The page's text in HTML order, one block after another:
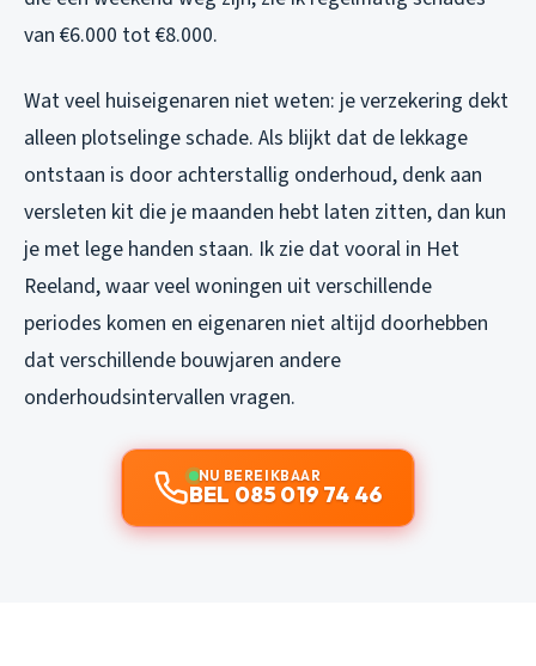
van €6.000 tot €8.000.
Wat veel huiseigenaren niet weten: je verzekering dekt
alleen plotselinge schade. Als blijkt dat de lekkage
ontstaan is door achterstallig onderhoud, denk aan
versleten kit die je maanden hebt laten zitten, dan kun
je met lege handen staan. Ik zie dat vooral in Het
Reeland, waar veel woningen uit verschillende
periodes komen en eigenaren niet altijd doorhebben
dat verschillende bouwjaren andere
onderhoudsintervallen vragen.
NU BEREIKBAAR
BEL 085 019 74 46